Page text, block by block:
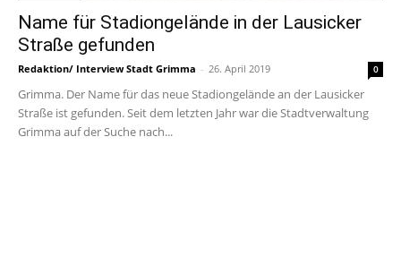
Name für Stadiongelände in der Lausicker
Straße gefunden
Redaktion/ Interview Stadt Grimma - 26. April 2019 0
Grimma. Der Name für das neue Stadiongelände an der Lausicker
Straße ist gefunden. Seit dem letzten Jahr war die Stadtverwaltung
Grimma auf der Suche nach...